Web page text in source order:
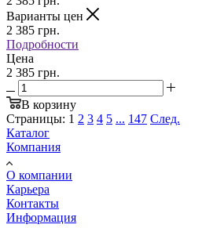
Варианты цен
2 385 грн.
Подробности
Цена
2 385 грн.
В корзину
Страницы: 1 2 3 4 5 ... 147 След.
Каталог
Компания
О компании
Карьера
Контакты
Информация